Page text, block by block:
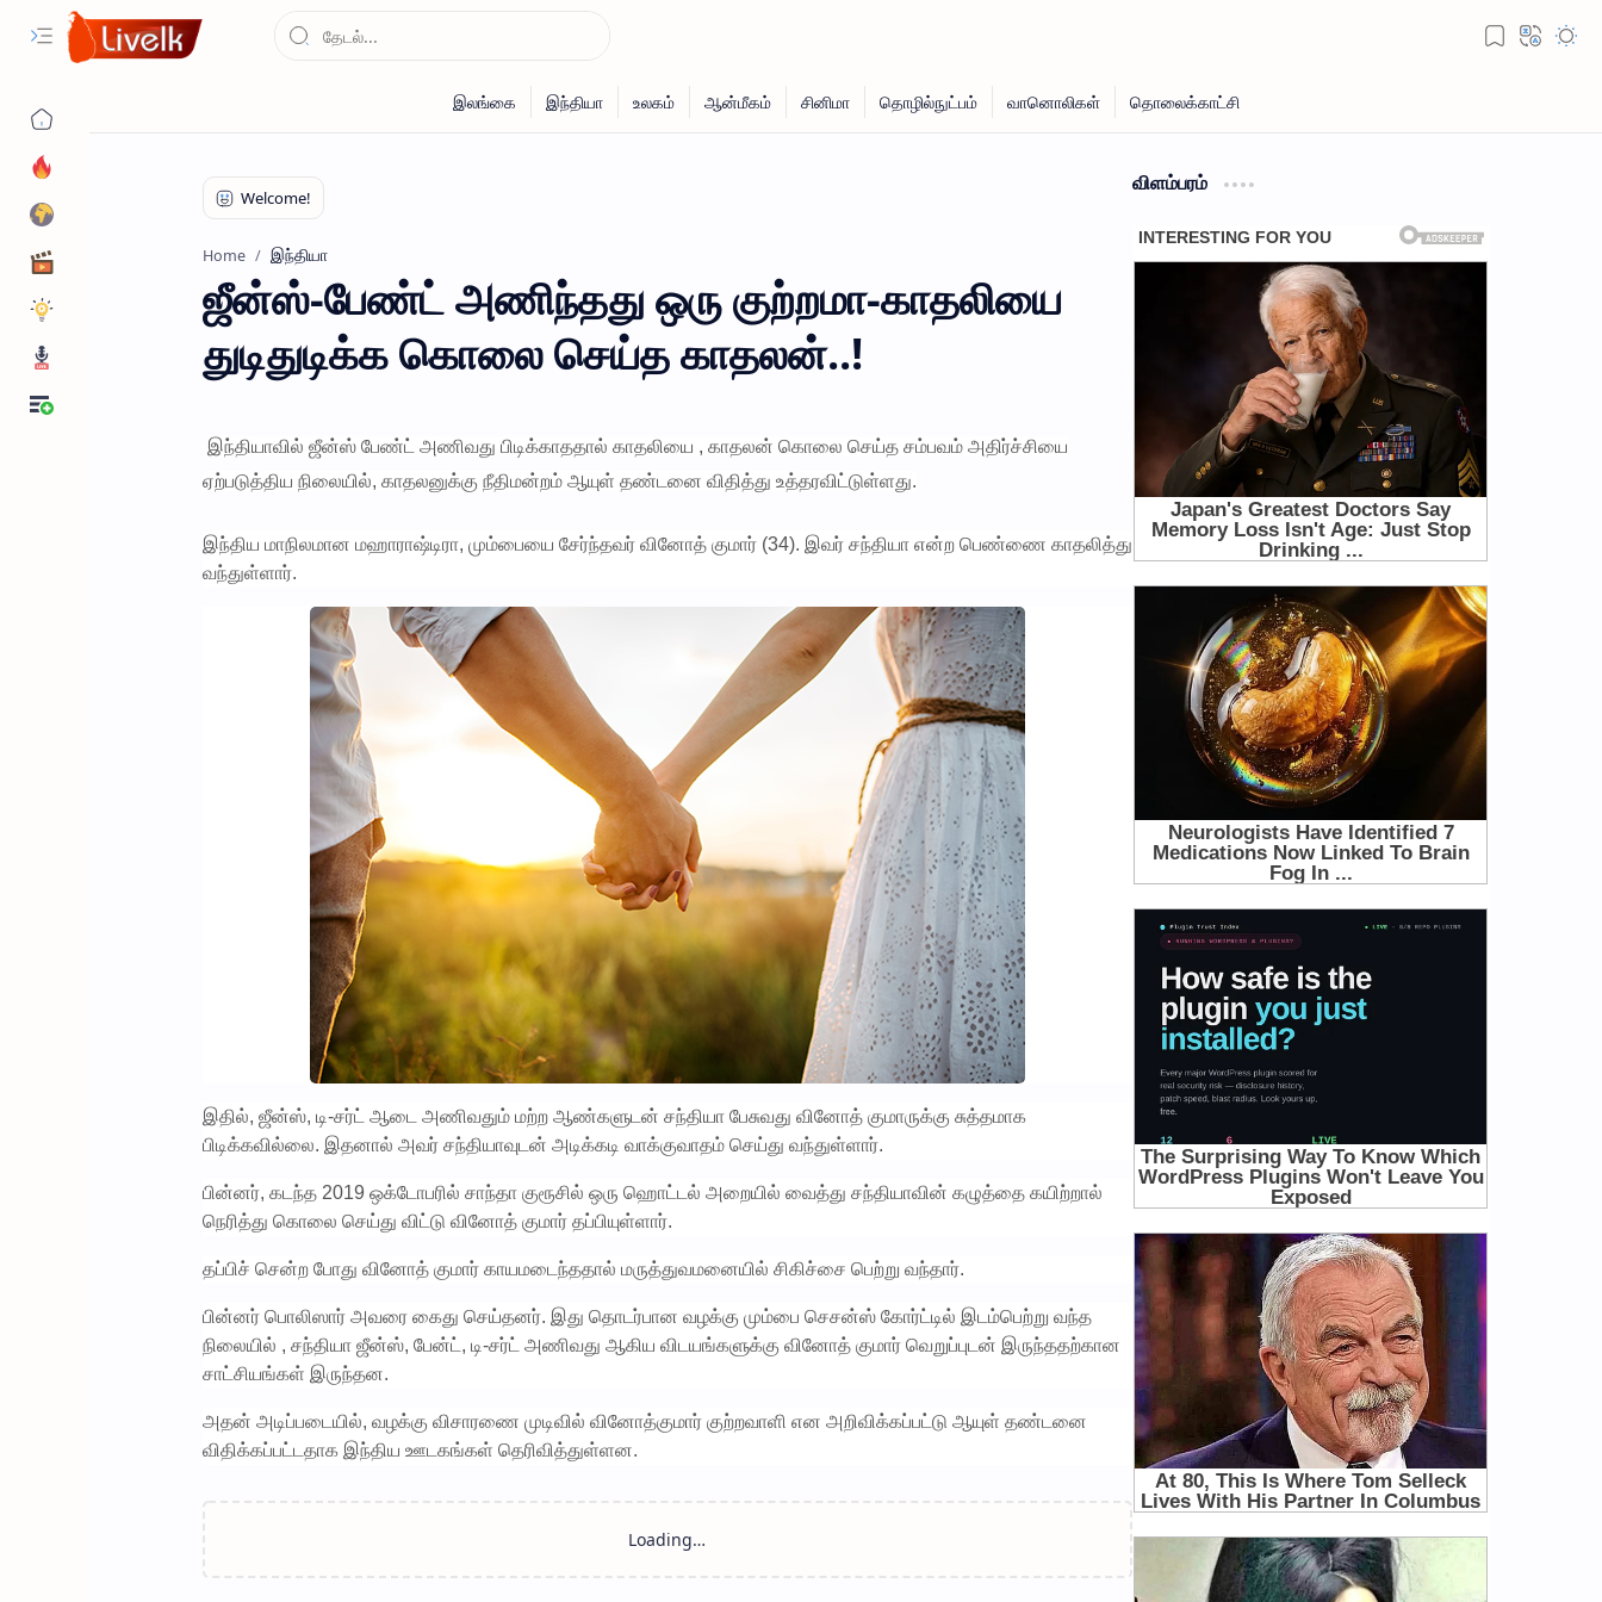
Home இந்தியா
ஜீன்ஸ்-பேண்ட் அணிந்தது ஒரு குற்றமா-காதலியை
துடிதுடிக்க கொலை செய்த காதலன்..!
இந்தியாவில் ஜீன்ஸ் பேண்ட் அணிவது பிடிக்காததால் காதலியை , காதலன் கொலை செய்த சம்பவம் அதிர்ச்சியை
ஏற்படுத்திய நிலையில், காதலனுக்கு நீதிமன்றம் ஆயுள் தண்டனை விதித்து உத்தரவிட்டுள்ளது.
இந்திய மாநிலமான மஹாராஷ்டிரா, மும்பையை சேர்ந்தவர் வினோத் குமார் (34). இவர் சந்தியா என்ற பெண்ணை காதலித்து
வந்துள்ளார்.
இதில், ஜீன்ஸ், டி-சர்ட் ஆடை அணிவதும் மற்ற ஆண்களுடன் சந்தியா பேசுவது வினோத் குமாருக்கு சுத்தமாக
பிடிக்கவில்லை. இதனால் அவர் சந்தியாவுடன் அடிக்கடி வாக்குவாதம் செய்து வந்துள்ளார்.
பின்னர், கடந்த 2019 ஒக்டோபரில் சாந்தா குரூசில் ஒரு ஹொட்டல் அறையில் வைத்து சந்தியாவின் கழுத்தை கயிற்றால்
நெரித்து கொலை செய்து விட்டு வினோத் குமார் தப்பியுள்ளார்.
தப்பிச் சென்ற போது வினோத் குமார் காயமடைந்ததால் மருத்துவமனையில் சிகிச்சை பெற்று வந்தார்.
பின்னர் பொலிஸார் அவரை கைது செய்தனர். இது தொடர்பான வழக்கு மும்பை செசன்ஸ் கோர்ட்டில் இடம்பெற்று வந்த
நிலையில் , சந்தியா ஜீன்ஸ், பேன்ட், டி-சர்ட் அணிவது ஆகிய விடயங்களுக்கு வினோத் குமார் வெறுப்புடன் இருந்ததற்கான
சாட்சியங்கள் இருந்தன.
அதன் அடிப்படையில், வழக்கு விசாரணை முடிவில் வினோத்குமார் குற்றவாளி என அறிவிக்கப்பட்டு ஆயுள் தண்டனை
விதிக்கப்பட்டதாக இந்திய ஊடகங்கள் தெரிவித்துள்ளன.
விளம்பரம்